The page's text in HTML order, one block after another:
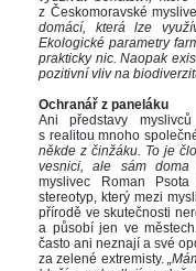
z Českomoravské
domácí, která lze
Ekologické parametry
prakticky nic. Naopak
pozitivní vliv na
Ochranář z paneláku
Ani představy
realitou mnoho
někde z činžáku. To je
vesnici, ale sám doma
myslivec Roman
tereotyp, který mezi
přírodě ve skutečnosti
a působí jen ve
často ani neznají a své
za zelené extremisty.